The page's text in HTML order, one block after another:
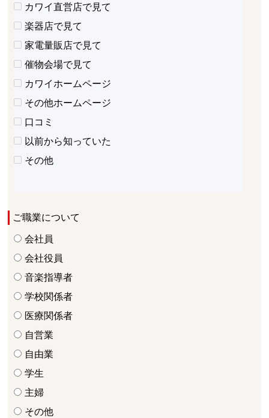
カワイ直営店で見て
楽器店で見て
家電量販店で見て
催物会場で見て
カワイホームページ
その他ホームページ
口コミ
以前から知っていた
その他
ご職業について
会社員
会社役員
音楽指導者
学校関係者
医療関係者
自営業
自由業
学生
主婦
その他